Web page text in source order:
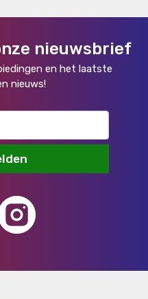
nieuwsbrief
en het laatste
nieuws!